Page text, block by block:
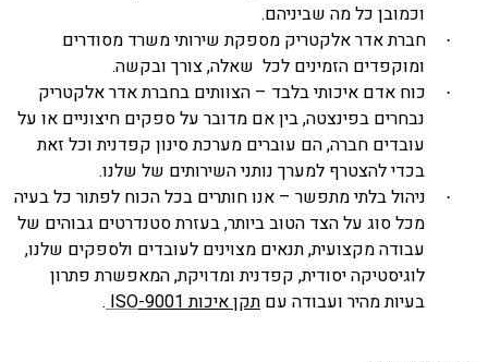
וכמובן כל מה שביניהם.
חברת אדר אלקטריק מספקת שירותי משרד מסודרים
ומוקפדים הזמינים לכל שאלה, צורך ובקשה.
כוח אדם איכותי בלבד – הצוותים בחברת אדר אלקטריק
נבחרים בפינצטה, בין אם מדובר על ספקים חיצוניים או על
עובדים חברה, הם עוברים מערכת סינון קפדנית וכל זאת
בכדי להצטרף למערך נותני השירותים של שלנו.
ניהול בלתי מתפשר – אנו חותרים בכל הכוח לפתור כל בעיה
מכל סוג על הצד הטוב ביותר, בעזרת סטנדרטים גבוהים של
עבודה מקצועית, תנאים מצוינים לעובדים ולספקים שלנו,
לוגיסטיקה יסודית, קפדנית ומדויקת, המאפשרת פתרון
בעיות מהיר ועבודה עםתקן איכות 9001- ISO
.